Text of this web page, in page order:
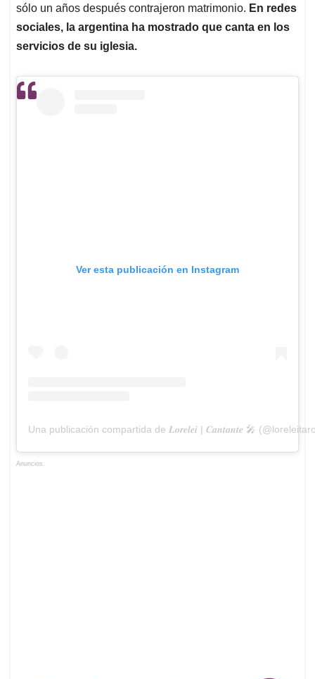
sólo un años después contrajeron matrimonio. En redes
sociales, la argentina ha mostrado que canta en los
servicios de su iglesia.
Ver esta publicación en Instagram
Una publicación compartida de 𝑳𝒐𝒓𝒆𝒍𝒆𝒊 | 𝑪𝒂𝒏𝒕𝒂𝒏𝒕𝒆 🎤
Anuncios.